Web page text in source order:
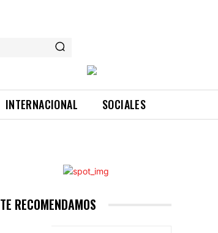
INTERNACIONAL SOCIALES
TE RECOMENDAMOS